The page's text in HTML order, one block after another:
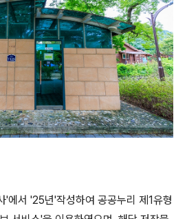
'에서 '25년'작성하여 공공누리 제1유형